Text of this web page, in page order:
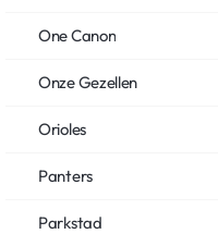
One Canon
Onze Gezellen
Orioles
Panters
Parkstad